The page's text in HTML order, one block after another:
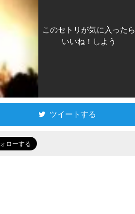
このセトリが気に入ったら
いいね！しよう
ツイートする